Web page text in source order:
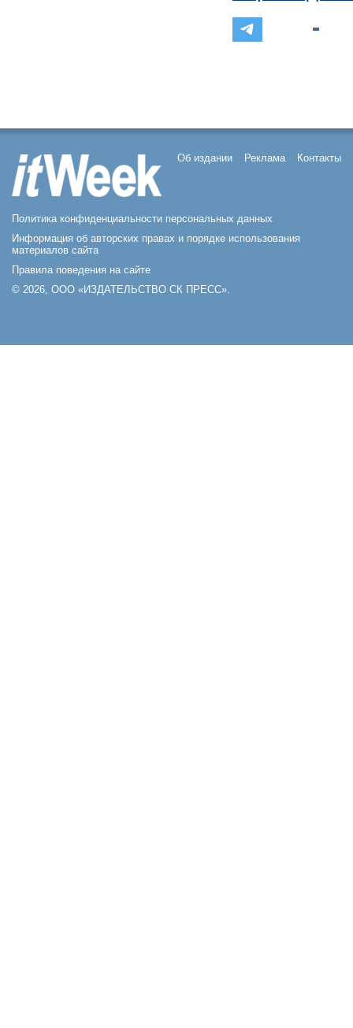
Об издании Реклама Контакты
Политика конфиденциальности персональных данных
Информация об авторских правах и порядке использования
материалов сайта
Правила поведения на сайте
© 2026, ООО «ИЗДАТЕЛЬСТВО СК ПРЕСС».